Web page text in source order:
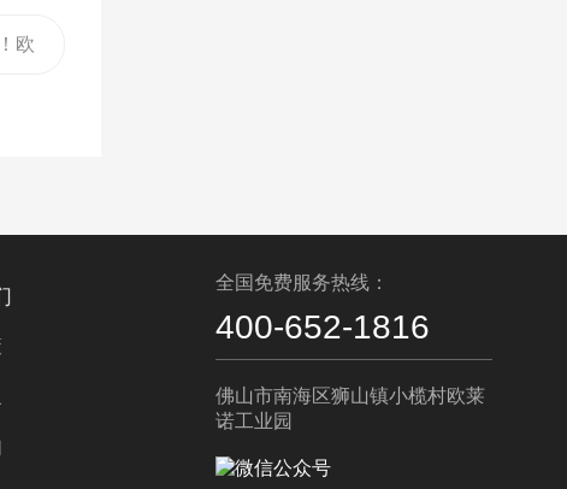
欧
全国免费服务热线：
400-652-1816
佛山市南海区狮山镇小榄村欧莱
诺工业园